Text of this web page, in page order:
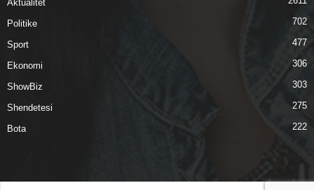
Aktualitet
Politike 702
Sport 477
Ekonomi 306
ShowBiz 303
Shendetesi 275
Bota 222